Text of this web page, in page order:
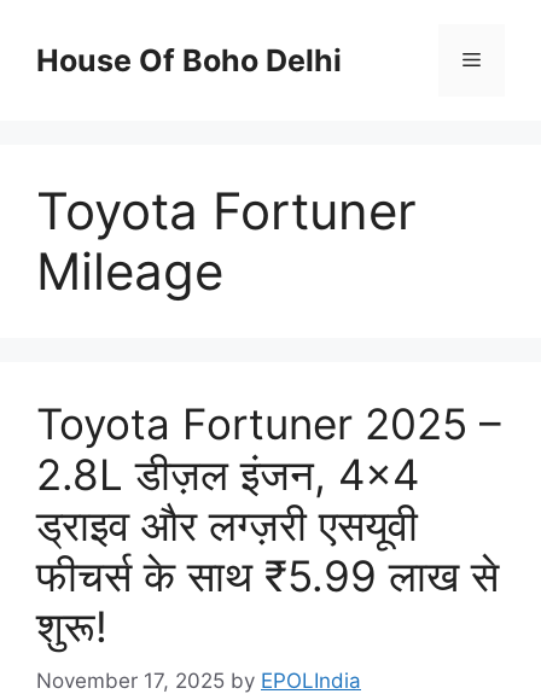
contentHouse Of Boho Delhi Menu
Toyota Fortuner
Mileage
Toyota Fortuner 2025 –
2.8L डीज़ल इंजन, 4×4
ड्राइव और लग्ज़री एसयूवी
फीचर्स के साथ ₹5.99 लाख से
शुरू!
November 17, 2025 by EPOLIndia